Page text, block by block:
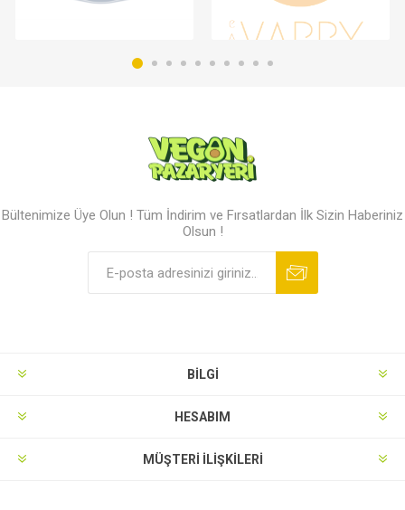
Bültenimize Üye Olun ! Tüm İndirim ve Fırsatlardan İlk Sizin Haberiniz
Olsun !
BILGI
HESABIM
MÜŞTERI İLIŞKILERI